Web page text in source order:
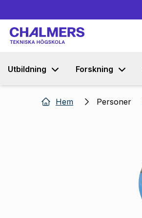
Utbildning Forskning
Hem Personer